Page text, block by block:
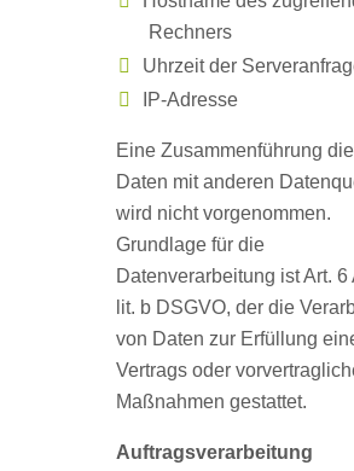
Rechners
Uhrzeit der
IP-Adresse
Eine Zusammenführung
Daten mit anderen
wird nicht vorgenommen.
Grundlage für die
Datenverarbeitung ist Art. 6
lit. b DSGVO, der die
von Daten zur Erfüllung
Vertrags oder
Maßnahmen gestattet.
Auftragsverarbeitung